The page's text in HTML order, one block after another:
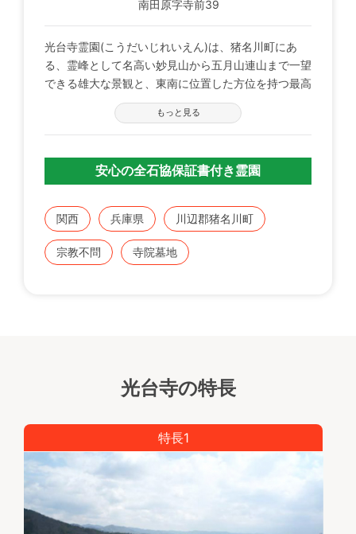
南田原字寺前39
光台寺霊園(こうだいじれいえん)は、猪名川町にあ
る、霊峰として名高い妙見山から五月山連山まで一望
できる雄大な景観と、東南に位置した方位を持つ最高
の寺院墓地です。
大自然の中にあり、鳥のさえずりと風の囁きが聞こえ
て来るかのような、こころやすらぐ聖地です。
墓地の最上段からは観音菩薩が、園内と本堂を見守っ
«光台寺霊園３つ特徴»
１）眺望が最高
３）日当たりや風通りも最高
すべてのお墓が日当たりがよく、広々とした区画
もっと見る
安心の全石協保証書付き霊園
関西 兵庫県 川辺郡猪名川町
宗教不問 寺院墓地
光台寺の特長
特長1